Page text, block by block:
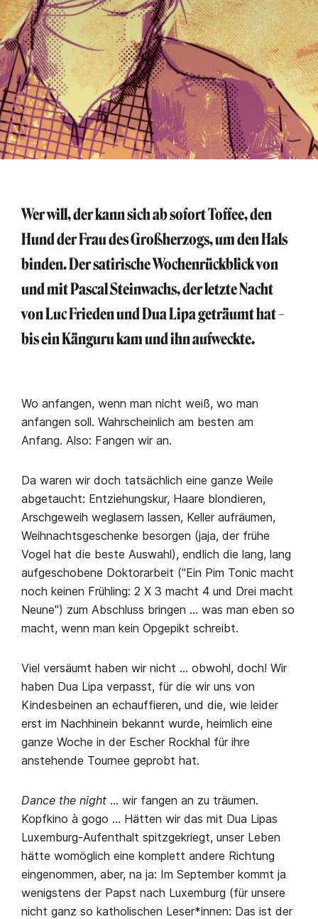
Wer will, der kann sich ab sofort Toffee, den
Hund der Frau des Großherzogs, um den Hals
binden. Der satirische Wochenrückblick von
und mit Pascal Steinwachs, der letzte Nacht
von Luc Frieden und Dua Lipa geträumt hat –
bis ein Känguru kam und ihn aufweckte.
Wo anfangen, wenn man nicht weiß, wo man
anfangen soll. Wahrscheinlich am besten am
Anfang. Also: Fangen wir an.
Da waren wir doch tatsächlich eine ganze Weile
abgetaucht: Entziehungskur, Haare blondieren,
Arschgeweih weglasern lassen, Keller aufräumen,
Weihnachtsgeschenke besorgen (jaja, der frühe
Vogel hat die beste Auswahl), endlich die lang, lang
aufgeschobene Doktorarbeit ("Ein Pim Tonic macht
noch keinen Frühling: 2 X 3 macht 4 und Drei macht
Neune") zum Abschluss bringen … was man eben so
macht, wenn man kein Opgepikt schreibt.
Viel versäumt haben wir nicht … obwohl, doch! Wir
haben Dua Lipa verpasst, für die wir uns von
Kindesbeinen an echauffieren, und die, wie leider
erst im Nachhinein bekannt wurde, heimlich eine
ganze Woche in der Escher Rockhal für ihre
anstehende Tournee geprobt hat.
Dance the night … wir fangen an zu träumen.
Kopfkino à gogo … Hätten wir das mit Dua Lipas
Luxemburg-Aufenthalt spitzgekriegt, unser Leben
hätte womöglich eine komplett andere Richtung
eingenommen, aber, na ja: Im September kommt ja
wenigstens der Papst nach Luxemburg (für unsere
nicht ganz so katholischen Leser*innen: Das ist der